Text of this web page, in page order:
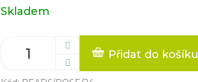
Měrná
cena:
Skladem
Přidat do košíku